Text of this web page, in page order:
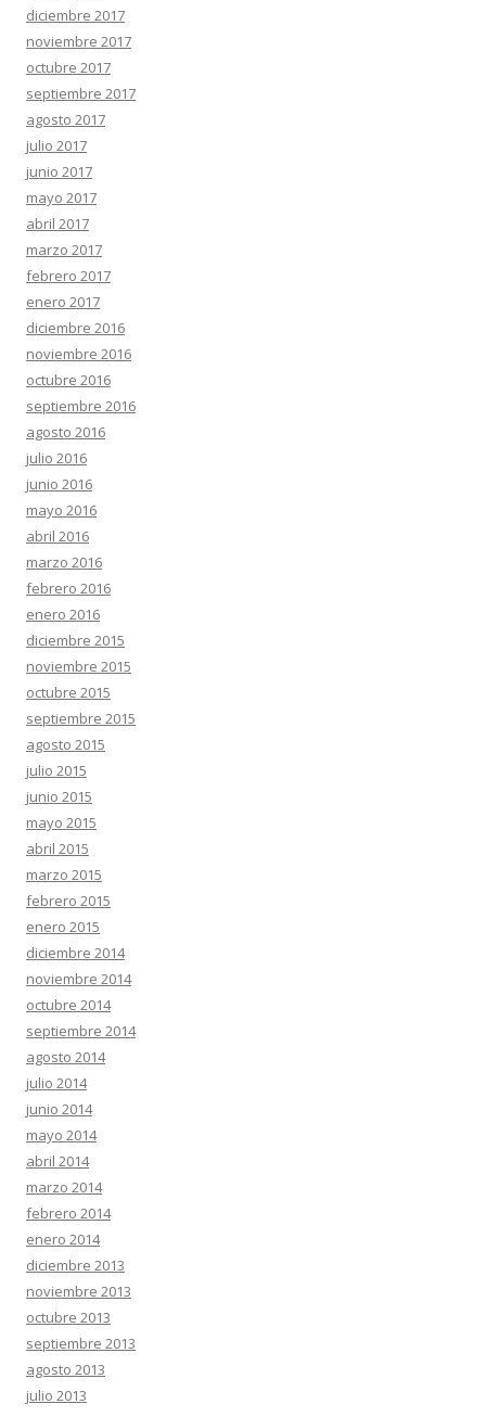
diciembre 2017
noviembre 2017
octubre 2017
septiembre 2017
agosto 2017
julio 2017
junio 2017
mayo 2017
abril 2017
marzo 2017
febrero 2017
enero 2017
diciembre 2016
noviembre 2016
octubre 2016
septiembre 2016
agosto 2016
julio 2016
junio 2016
mayo 2016
abril 2016
marzo 2016
febrero 2016
enero 2016
diciembre 2015
noviembre 2015
octubre 2015
septiembre 2015
agosto 2015
julio 2015
junio 2015
mayo 2015
abril 2015
marzo 2015
febrero 2015
enero 2015
diciembre 2014
noviembre 2014
octubre 2014
septiembre 2014
agosto 2014
julio 2014
junio 2014
mayo 2014
abril 2014
marzo 2014
febrero 2014
enero 2014
diciembre 2013
noviembre 2013
octubre 2013
septiembre 2013
agosto 2013
julio 2013